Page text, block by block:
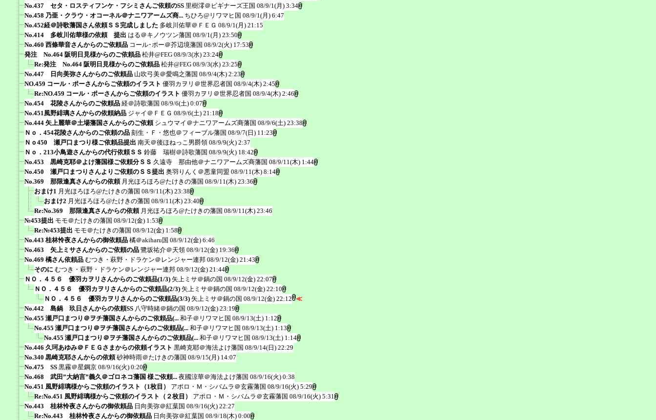
No.437 セタ・ロスティフンケ・フシミさんご依頼のSS 里樹澪＠ビギナーズ王国 08/9/1(月) 3:34
No.458 乃亜・クラウ・オコーネル＠ナニワアームズ商... ちひろ@リワマヒ国 08/9/1(月) 6:47
No.452経＠詩歌藩国さん依頼ＳＳ完成しました 多岐川佑華＠ＦＥＧ 08/9/1(月) 21:15
No.414 多岐川佑華様の依頼 提出 はる＠キノウツン藩国 08/9/1(月) 23:50
No.460 西條華音さんからのご依頼品 コール･ポー＠芥辺境藩国 08/9/2(火) 17:53
発注 No.464 阪明日見様からのご依頼品 松井@FEG 08/9/3(水) 23:24
Re:発注 No.464 阪明日見様からのご依頼品 松井@FEG 08/9/3(水) 23:25
No.447 日向美弥さんからのご依頼品 山吹弓美＠愛鳴之藩国 08/9/4(木) 2:23
NO.459 コール・ポーさんからご依頼のイラスト 優羽カヲリ＠世界忍者国 08/9/4(木) 2:45
Re:NO.459 コール・ポーさんからご依頼のイラスト 優羽カヲリ＠世界忍者国 08/9/4(木) 2:46
No.454 花陵さんからのご依頼品 経＠詩歌藩国 08/9/6(土) 0:07
No.451風野緋璃さんからの依頼納品 ジャイ＠ＦＥＧ 08/9/6(土) 21:18
No.444 矢上麗華＠土場藩国さんからのご依頼 シュウマイ＠ナニワアームズ商藩国 08/9/6(土) 23:38
Ｎｏ．454花陵さんからのご依頼の品 刻生・Ｆ・悠也＠フィーブル藩国 08/9/7(日) 11:23
Ｎｏ450 瀬戸口まつり様ご依頼品提出 南天＠後ほねっこ男爵領 08/9/9(火) 2:37
Ｎｏ．213小鳥遊さんからの代行依頼ＳＳ 鈴藤 瑞樹＠詩歌藩国 08/9/9(火) 18:42
No.453 黒崎克耶＠よけ藩国様ご依頼分ＳＳ 久遠寺 那由他＠ナニワアームズ商藩国 08/9/11(木) 1:44
No.450 瀬戸口まつりさんよりご依頼のＳＳ提出 奥羽りんく＠悪童同盟 08/9/11(木) 8:14
No.369 那限逢真さんからの依頼 月光ほろほろ@たけきの藩国 08/9/11(木) 23:36
おまけ1 月光ほろほろ@たけきの藩国 08/9/11(木) 23:38
おまけ2 月光ほろほろ@たけきの藩国 08/9/11(木) 23:40
Re:No.369 那限逢真さんからの依頼 月光ほろほろ@たけきの藩国 08/9/11(木) 23:46
№453提出 モモ＠たけきの藩国 08/9/12(金) 1:53
Re:№453提出 モモ＠たけきの藩国 08/9/12(金) 1:58
No.443 桂林怜夜さんからの御依頼品 橘＠akiharu国 08/9/12(金) 6:46
No.463 矢上ミサさんからのご依頼の品 鷺坂祐介＠天領 08/9/12(金) 19:36
No.469 橘さん依頼品 むつき・萩野・ドラケン＠レンジャー連邦 08/9/12(金) 21:43
そのに むつき・萩野・ドラケン＠レンジャー連邦 08/9/12(金) 21:44
ＮＯ．４５６ 優羽カヲリさんからのご依頼品(1/3) 矢上ミサ＠鍋の国 08/9/12(金) 22:07
ＮＯ．４５６ 優羽カヲリさんからのご依頼品(2/3) 矢上ミサ＠鍋の国 08/9/12(金) 22:10
ＮＯ．４５６ 優羽カヲリさんからのご依頼品(3/3) 矢上ミサ＠鍋の国 08/9/12(金) 22:12 ≪
No.442 島鍋 玖日さんからの依頼SS 八守時緒＠鍋の国 08/9/12(金) 23:19
No.455 瀬戸口まつり＠ヲチ藩国さんからのご依頼品(... 和子＠リワマヒ国 08/9/13(土) 1:12
No.455 瀬戸口まつり＠ヲチ藩国さんからのご依頼品(... 和子＠リワマヒ国 08/9/13(土) 1:13
No.455 瀬戸口まつり＠ヲチ藩国さんからのご依頼品(... 和子＠リワマヒ国 08/9/13(土) 1:14
No.446 久珂あゆみ＠ＦＥＧさまからの依頼イラスト 黒崎克耶＠海法よけ藩国 08/9/14(日) 22:29
No.340 黒崎克耶さんからの依頼 砂神時雨＠たけきの藩国 08/9/15(月) 14:07
No.475 SS 黒霧＠星鋼京 08/9/16(火) 0:20
No.468 武田”大納言”義久＠ゴロネコ藩国 様ご依頼... 夜國涼華＠海法よけ藩国 08/9/16(火) 0:38
No.451 風野緋璃様からご依頼のイラスト（1枚目）
アポロ・Ｍ・シバムラ＠玄霧藩国 08/9/16(火) 5:29
Re:No.451 風野緋璃様からご依頼のイラスト（２枚目）
アポロ・Ｍ・シバムラ＠玄霧藩国 08/9/16(火) 5:31
No.443 桂林怜夜さんからの御依頼品 日向美弥＠紅葉国 08/9/16(火) 22:27
Re:No.443 桂林怜夜さんからの御依頼品 日向美弥＠紅葉国 08/9/18(木) 0:00